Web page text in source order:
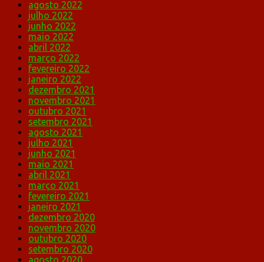
agosto 2022
julho 2022
junho 2022
maio 2022
abril 2022
março 2022
fevereiro 2022
janeiro 2022
dezembro 2021
novembro 2021
outubro 2021
setembro 2021
agosto 2021
julho 2021
junho 2021
maio 2021
abril 2021
março 2021
fevereiro 2021
janeiro 2021
dezembro 2020
novembro 2020
outubro 2020
setembro 2020
agosto 2020